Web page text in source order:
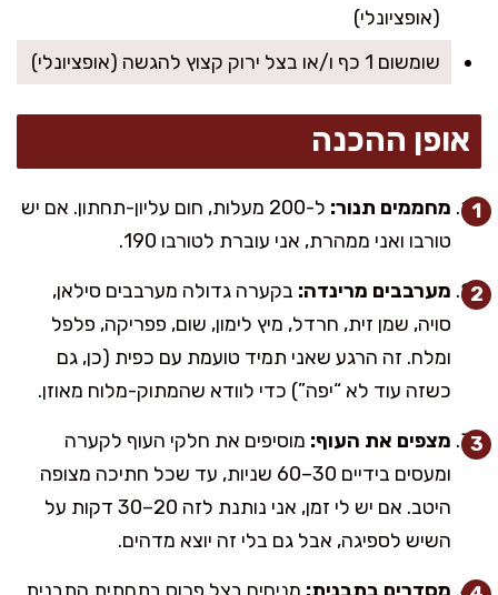
(אופציונלי)
שומשום 1 כף ו/או בצל ירוק קצוץ להגשה (אופציונלי)
אופן ההכנה
מחממים תנור:
ל-200 מעלות, חום עליון-תחתון. אם יש
טורבו ואני ממהרת, אני עוברת לטורבו 190.
מערבבים מרינדה: בקערה גדולה מערבבים סילאן,
סויה, שמן זית, חרדל, מיץ לימון, שום, פפריקה, פלפל
ומלח. זה הרגע שאני תמיד טועמת עם כפית (כן, גם
כשזה עוד לא “יפה”) כדי לוודא שהמתוק-מלוח מאוזן.
מצפים את העוף: מוסיפים את חלקי העוף לקערה
ומעסים בידיים 30–60 שניות, עד שכל חתיכה מצופה
היטב. אם יש לי זמן, אני נותנת לזה 20–30 דקות על
השיש לספיגה, אבל גם בלי זה יוצא מדהים.